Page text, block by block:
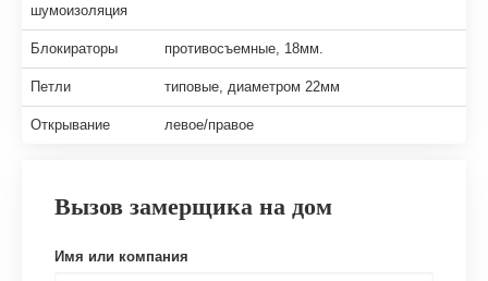
шумоизоляция
Блокираторы противосъемные, 18мм.
Петли типовые, диаметром 22мм
Открывание левое/правое
Вызов замерщика на дом
Имя или компания